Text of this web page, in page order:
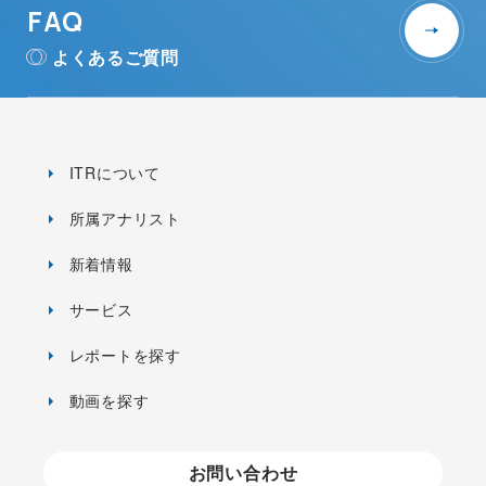
FAQ
よくあるご質問
ITRについて
所属アナリスト
新着情報
サービス
レポートを探す
動画を探す
お問い合わせ